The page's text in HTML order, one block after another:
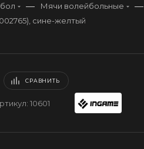
— Мячи волейбольные —
сине-желтый
СРАВНИТЬ
10601